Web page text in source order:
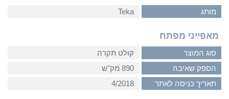
מותג Teka
מאפייני מפתח
סוג המוצר
קולט תקרה
הספק שאיבה
890 מק"ש
תאריך כניסה לאתר
4/2018